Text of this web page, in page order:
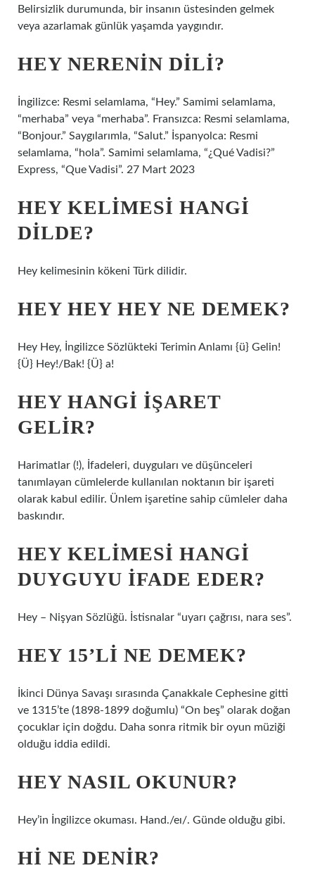
Belirsizlik durumunda, bir insanın üstesinden gelmek
veya azarlamak günlük yaşamda yaygındır.
HEY NERENIN DILI?
İngilizce: Resmi selamlama, “Hey.” Samimi selamlama,
“merhaba” veya “merhaba”. Fransızca: Resmi selamlama,
“Bonjour.” Saygılarımla, “Salut.” İspanyolca: Resmi
selamlama, “hola”. Samimi selamlama, “¿Qué Vadisi?”
Express, “Que Vadisi”. 27 Mart 2023
HEY KELIMESI HANGI
DILDE?
Hey kelimesinin kökeni Türk dilidir.
HEY HEY HEY NE DEMEK?
Hey Hey, İngilizce Sözlükteki Terimin Anlamı {ü} Gelin!
{Ü} Hey!/Bak! {Ü} a!
HEY HANGI IŞARET
GELIR?
Harimatlar (!), İfadeleri, duyguları ve düşünceleri
tanımlayan cümlelerde kullanılan noktanın bir işareti
olarak kabul edilir. Ünlem işaretine sahip cümleler daha
baskındır.
HEY KELIMESI HANGI
DUYGUYU IFADE EDER?
Hey – Nişyan Sözlüğü. İstisnalar “uyarı çağrısı, nara ses”.
HEY 15’LI NE DEMEK?
İkinci Dünya Savaşı sırasında Çanakkale Cephesine gitti
ve 1315’te (1898-1899 doğumlu) “On beş” olarak doğan
çocuklar için doğdu. Daha sonra ritmik bir oyun müziği
olduğu iddia edildi.
HEY NASIL OKUNUR?
Hey’in İngilizce okuması. Hand./eɪ/. Günde olduğu gibi.
HI NE DENIR?